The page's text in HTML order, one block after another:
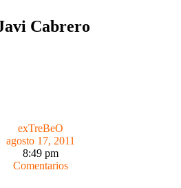
Cabrero
exTreBeO
agosto 17, 2011
8:49 pm
Comentarios